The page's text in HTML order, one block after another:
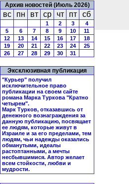
Архив новостей (Июль 2026)
вс пн вт ср чт пт сб
1 2 3
4
5
6 7 8 9 10
11
12
13 14 15 16 17
18
19
20 21 22 23 24
25
26
27 28 29 30 31
Эксклюзивная публикация
"Курьер" получил
исключительное право
публикации на своем сайте
романа Марка Туркова "Кратно
четырем".
Марк Турков, отказавшись от
денежного вознаграждения за
данную публикацию, посвящает
ее людям, которые живут в
Израиле и за его пределами, тем
людям, чьи надежды оказались
обманутыми, идеалы
растоптанными, а мечты
несбывшимися. Автор желает
всем стойкости, любви и
мудрости.